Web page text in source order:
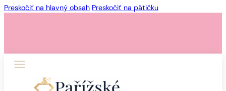
Preskočiť na hlavný obsah Preskočiť na pätičku